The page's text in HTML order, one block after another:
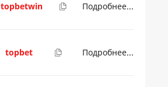
topbetwin Подробнее...
topbet Подробнее...